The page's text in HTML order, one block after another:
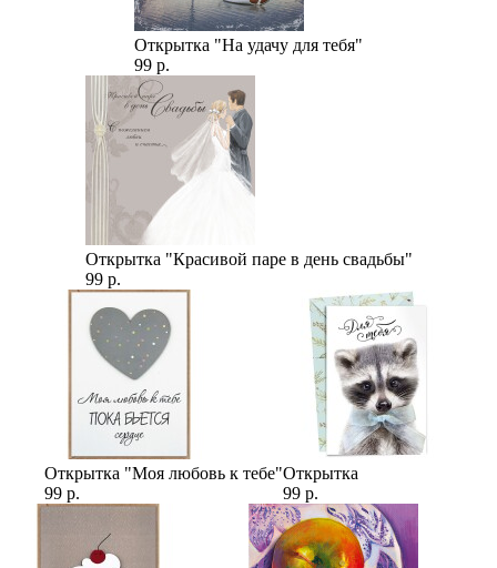
Открытка "На удачу для тебя"
99 р.
Открытка "Красивой паре в день свадьбы"
99 р.
Открытка "Моя любовь к тебе"
99 р.
Открытка
99 р.